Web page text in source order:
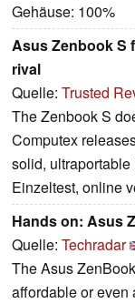
Gehäuse: 100%
Asus Zenbook S
rival
Quelle: Trusted
The Zenbook S
Computex
solid,
Einzeltest, online
Hands on: Asus
Quelle: Techradar
The Asus
affordable or even